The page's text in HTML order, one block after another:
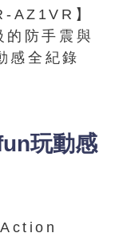
AZ1VR】
防手震與
感全紀錄
玩動感